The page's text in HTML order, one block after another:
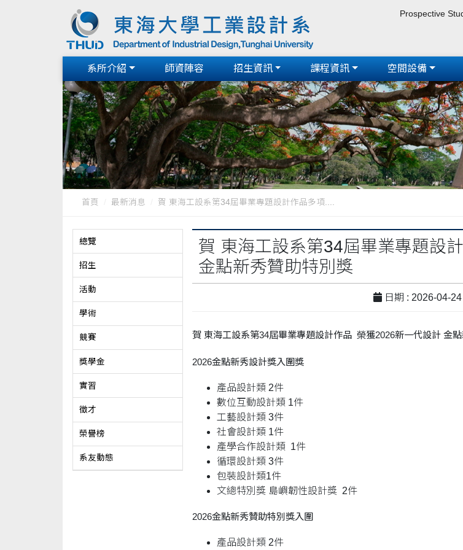
Prospective
系所介紹 師資陣容 招生資訊 課程資訊 空間設備
首頁 最新消息 賀 東海工設系第34屆畢業專題設計作品多項....
總覽
招生
活動
學術
競賽
獎學金
實習
徵才
榮譽榜
系友動態
賀 東海工設系第34屆畢業專題設
金點新秀贊助特別獎
日期 : 2026-04-24
賀 東海工設系第34屆畢業專題設計作品 榮獲2026新一代設計 金
2026金點新秀設計獎入圍獎
產品設計類 2件
數位互動設計類 1件
工藝設計類 3件
社會設計類 1件
產學合作設計類 1件
循環設計類 3件
包裝設計類1件
文總特別獎 島嶼韌性設計獎 2件
2026金點新秀贊助特別獎入圍
產品設計類 2件